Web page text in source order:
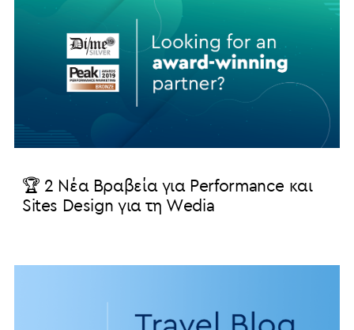
🏆 2 Νέα Βραβεία για Performance και
Sites Design για τη Wedia